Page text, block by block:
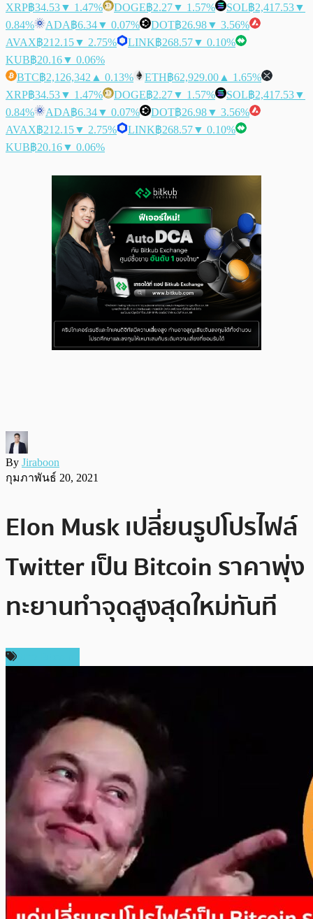
XRP฿34.53▼ 1.47% DOGE฿2.27▼ 1.57% SOL฿2,417.53▼
0.84%
ADA฿6.34▼ 0.07% DOT฿26.98▼ 3.56%
AVAX฿212.15▼ 2.75% LINK฿268.57▼ 0.10%
KUB฿20.16▼ 0.06%
BTC฿2,126,342 ▲ 0.13% ETH฿62,929.00 ▲ 1.65%
XRP฿34.53▼ 1.47% DOGE฿2.27▼ 1.57% SOL฿2,417.53▼
0.84%
ADA฿6.34▼ 0.07% DOT฿26.98▼ 3.56%
AVAX฿212.15▼ 2.75% LINK฿268.57▼ 0.10%
KUB฿20.16▼ 0.06%
By Jiraboon
กุมภาพันธ์ 20, 2021
Elon Musk เปลี่ยนรูปโปรไฟล์
Twitter เป็น Bitcoin ราคาพุ่ง
ทะยานทำจุดสูงสุดใหม่ทันที